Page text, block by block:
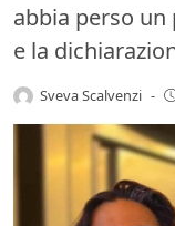
abbia perso un
e la
Sveva Scalvenzi -